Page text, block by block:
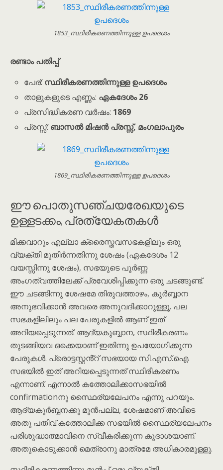
1853_സ്ഥിരീകരണത്തിന്നുള്ള ഉപദെശം
രണ്ടാം പതിപ്പ്
പേര്:സ്ഥിരീകരണത്തിന്നുള്ള ഉപദെശം
താളുകളുടെ എണ്ണം: ഏകദേശം 26
പ്രസിദ്ധീകരണ വർഷം: 1869
പ്രസ്സ്:ബാസൽ മിഷൻ പ്രസ്സ്, മംഗലാപുരം
1869_സ്ഥിരീകരണത്തിന്നുള്ള ഉപദെശം
ഈ പൊതുസഞ്ചയരേഖയുടെ
ഉള്ളടക്കം, പ്രത്യേകതകൾ
മിക്കവാറും എല്ലാ ക്രൈസ്തവസഭകളിലും ഒരു
വ്യക്തി മുതിർന്നതിന്നു ശേഷം (ഏകദേശം 12
വയസ്സിന്നു ശേഷം), സഭയുടെ പൂർണ്ണ
അംഗത്വത്തിലേക്ക് പ്രവേശിപ്പിക്കുന്ന ഒരു ചടങ്ങുണ്ട്.
ഈ ചടങ്ങിന്നു ശേഷമേ തിരുവത്താഴം, കുർബ്ബാന
അനുഭവിക്കാൻ അവരെ അനുവദിക്കാറുള്ളൂ. പല
സഭകളിലിലും പല പേരുകളിൽ ആണ് ഇത്
അറിയപ്പെടുന്നത്. ആദ്യകുബ്ബാന, സ്ഥിരീകരണം
തുടങ്ങിയവ ഒക്കെയാണ് ഇതിന്നു ഉപയോഗിക്കുന്ന
പേരുകൾ. പ്രൊട്ടസ്റ്റൻ്റ് സഭയായ സി.എസ്.ഐ.
സഭയിൽ ഇത് അറിയപ്പെടുന്നത് സ്ഥിരീകരണം
എന്നാണ്. എന്നാൽ കത്തോലിക്കാസഭയിൽ
confirmationനു സ്ഥൈര്യലേപനം എന്നു പറയും.
ആദ്യകുർബ്ബനക്കു മുൻപല്ല, ശേഷമാണ്‌ അവിടെ
അതു പതിവ്‌.കത്തോലിക്ക സഭയിൽ സ്ഥൈര്യലേപനം
പരിശുദ്ധാത്മാവിനെ സ്വീകരിക്കുന്ന കൂദാശയാണ്‌.
അതുകൊടുക്കാൻ മെത്രാനു മാത്രമേ അധികാരമുള്ളു.